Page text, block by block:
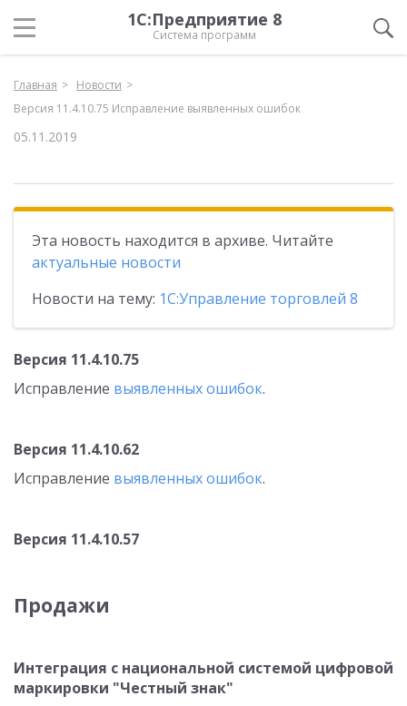
1С:Предприятие 8
Система программ
Главная
Новости
Версия 11.4.10.75 Исправление выявленных ошибок
05.11.2019
Эта новость находится в архиве. Читайте
актуальные новости
Новости на тему: 1С:Управление торговлей 8
Версия 11.4.10.75
Исправление выявленных ошибок.
Версия 11.4.10.62
Исправление выявленных ошибок.
Версия 11.4.10.57
Продажи
Интеграция с национальной системой цифровой
маркировки "Честный знак"